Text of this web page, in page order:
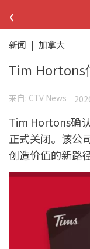
‹
新闻 | 加拿大
Tim Hortons
来自: CTV News
Tim Hortons确
正式关闭。该公
创造价值的新路